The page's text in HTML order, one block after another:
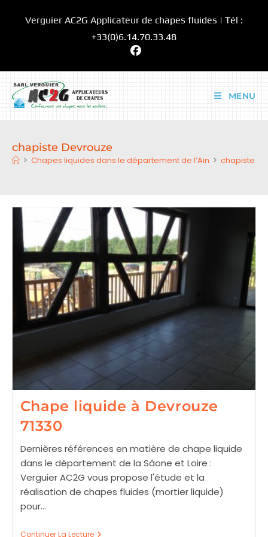
Verguier AC2G Applicateur de chapes fluides | Tél :
+33(0)6.14.70.33.48
MENU
chapiste Devrouze
> Chapes liquides dans le département de l’Ain > chapiste
Chape liquide à Devrouze
71330
Dernières références en matière de chape liquide
dans le département de la Sâone et Loire :
Verguier AC2G vous propose l'étude et la
réalisation de chapes fluides (mortier liquide)
pour…
Continuer La LectureChape